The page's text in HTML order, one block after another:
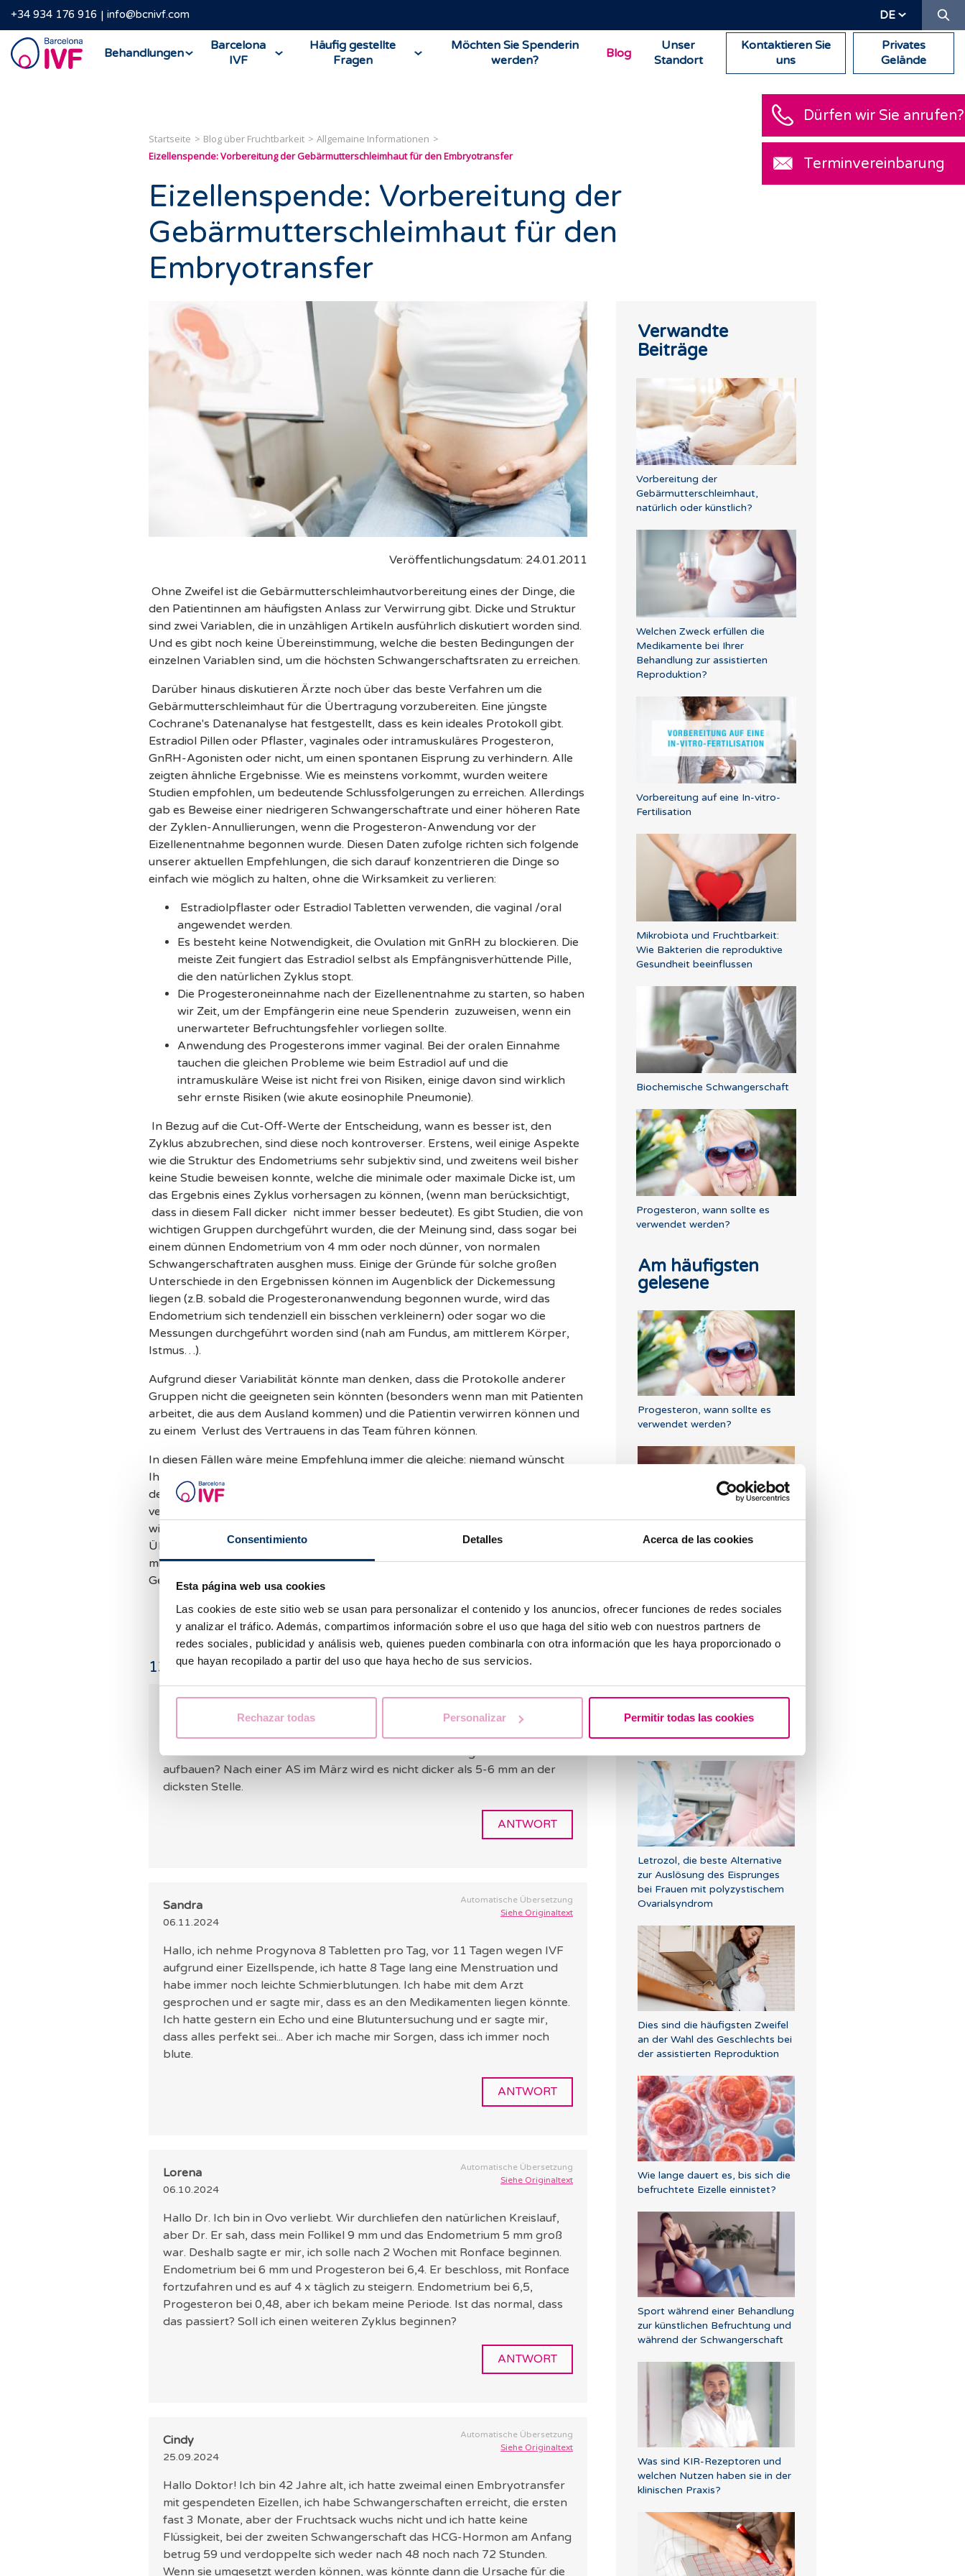
Consentimiento Detalles Acerca de las cookies
Esta página web usa cookies
Las cookies de este sitio web se usan para personalizar el contenido y los anuncios, ofrecer funciones de redes sociales
y analizar el tráfico. Además, compartimos información sobre el uso que haga del sitio web con nuestros partners de
redes sociales, publicidad y análisis web, quienes pueden combinarla con otra información que les haya proporcionado o
que hayan recopilado a partir del uso que haya hecho de sus servicios.
Rechazar todas Personalizar Permitir todas las cookies
+34 934 176 916 info@bcnivf.com DE
Barcelona
IVF
Behandlungen
Barcelona
IVF
Häufig gestellte
Fragen
Möchten Sie Spenderin
werden?
Blog
Unser
Standort
Kontaktieren Sie
uns
Privates
Gelände
Startseite Blog über Fruchtbarkeit
Allgemaine Informationen
Eizellenspende: Vorbereitung der Gebärmutterschleimhaut für den Embryotransfer
Eizellenspende: Vorbereitung der
Gebärmutterschleimhaut für den
Embryotransfer
Veröffentlichungsdatum: 24.01.2011
Ohne Zweifel ist die Gebärmutterschleimhautvorbereitung eines der Dinge, die
den Patientinnen am häufigsten Anlass zur Verwirrung gibt. Dicke und Struktur
sind zwei Variablen, die in unzähligen Artikeln ausführlich diskutiert worden sind.
Und es gibt noch keine Übereinstimmung, welche die besten Bedingungen der
einzelnen Variablen sind, um die höchsten Schwangerschaftsraten zu erreichen.
Darüber hinaus diskutieren Ärzte noch über das beste Verfahren um die
Gebärmutterschleimhaut für die Übertragung vorzubereiten. Eine jüngste
Cochrane's Datenanalyse hat festgestellt, dass es kein ideales Protokoll gibt.
Estradiol Pillen oder Pflaster, vaginales oder intramuskuläres Progesteron,
GnRH-Agonisten oder nicht, um einen spontanen Eisprung zu verhindern. Alle
zeigten ähnliche Ergebnisse. Wie es meinstens vorkommt, wurden weitere
Studien empfohlen, um bedeutende Schlussfolgerungen zu erreichen. Allerdings
gab es Beweise einer niedrigeren Schwangerschaftrate und einer höheren Rate
der Zyklen-Annullierungen, wenn die Progesteron-Anwendung vor der
Eizellenentnahme begonnen wurde. Diesen Daten zufolge richten sich folgende
unserer aktuellen Empfehlungen, die sich darauf konzentrieren die Dinge so
einfach wie möglich zu halten, ohne die Wirksamkeit zu verlieren:
Estradiolpflaster oder Estradiol Tabletten verwenden, die vaginal /oral
angewendet werden.
Es besteht keine Notwendigkeit, die Ovulation mit GnRH zu blockieren. Die
meiste Zeit fungiert das Estradiol selbst als Empfängnisverhüttende Pille,
die den natürlichen Zyklus stopt.
Die Progesteroneinnahme nach der Eizellenentnahme zu starten, so haben
wir Zeit, um der Empfängerin eine neue Spenderin zuzuweisen, wenn ein
unerwarteter Befruchtungsfehler vorliegen sollte.
Anwendung des Progesterons immer vaginal. Bei der oralen Einnahme
tauchen die gleichen Probleme wie beim Estradiol auf und die
intramuskuläre Weise ist nicht frei von Risiken, einige davon sind wirklich
sehr ernste Risiken (wie akute eosinophile Pneumonie).
In Bezug auf die Cut-Off-Werte der Entscheidung, wann es besser ist, den
Zyklus abzubrechen, sind diese noch kontroverser. Erstens, weil einige Aspekte
wie die Struktur des Endometriums sehr subjektiv sind, und zweitens weil bisher
keine Studie beweisen konnte, welche die minimale oder maximale Dicke ist, um
das Ergebnis eines Zyklus vorhersagen zu können, (wenn man berücksichtigt,
dass in diesem Fall dicker nicht immer besser bedeutet). Es gibt Studien, die von
wichtigen Gruppen durchgeführt wurden, die der Meinung sind, dass sogar bei
einem dünnen Endometrium von 4 mm oder noch dünner, von normalen
Schwangerschaftraten ausghen muss. Einige der Gründe für solche großen
Unterschiede in den Ergebnissen können im Augenblick der Dickemessung
liegen (z.B. sobald die Progesteronanwendung begonnen wurde, wird das
Endometrium sich tendenziell ein bisschen verkleinern) oder sogar wo die
Messungen durchgeführt worden sind (nah am Fundus, am mittlerem Körper,
Istmus…).
Aufgrund dieser Variabilität könnte man denken, dass die Protokolle anderer
Gruppen nicht die geeigneten sein könnten (besonders wenn man mit Patienten
arbeitet, die aus dem Ausland kommen) und die Patientin verwirren können und
zu einem Verlust des Vertrauens in das Team führen können.
In diesen Fällen wäre meine Empfehlung immer die gleiche: niemand wünscht
Ihnen mehr Erfolg, als die Mitarbeiter, die Sie behandeln, so vertrauen Sie auf
den Arzt für den Sie sich entschieden haben. So lange dieser gute Ergebnisse
veröffentlicht! Das heißt, und basierend auf den Daten, die wir gesammelt haben,
wir sind der Meinung dass die Gebärmutterschleimhautdicke für die
Übertragung bereit ist, wenn am 8. Zyklustag die Gebärmutterschleimhaut,
mindestens 6 mm dick ist. Und wir prüfen nicht die Struktur der
Gebärmutterschleimhaut.
HINTERLASSE EINEN KOMMENTAR
139Bemerkungen
Wie kann man das Endometrium nach einer Ausschabung wieder
aufbauen? Nach einer AS im März wird es nicht dicker als 5-6 mm an der
dicksten Stelle.
ANTWORT
Automatische Übersetzung
Siehe Originaltext
Sandra
06.11.2024
Hallo, ich nehme Progynova 8 Tabletten pro Tag, vor 11 Tagen wegen IVF
aufgrund einer Eizellspende, ich hatte 8 Tage lang eine Menstruation und
habe immer noch leichte Schmierblutungen. Ich habe mit dem Arzt
gesprochen und er sagte mir, dass es an den Medikamenten liegen könnte.
Ich hatte gestern ein Echo und eine Blutuntersuchung und er sagte mir,
dass alles perfekt sei... Aber ich mache mir Sorgen, dass ich immer noch
blute.
ANTWORT
Automatische Übersetzung
Siehe Originaltext
Lorena
06.10.2024
Hallo Dr. Ich bin in Ovo verliebt. Wir durchliefen den natürlichen Kreislauf,
aber Dr. Er sah, dass mein Follikel 9 mm und das Endometrium 5 mm groß
war. Deshalb sagte er mir, ich solle nach 2 Wochen mit Ronface beginnen.
Endometrium bei 6 mm und Progesteron bei 6,4. Er beschloss, mit Ronface
fortzufahren und es auf 4 x täglich zu steigern. Endometrium bei 6,5,
Progesteron bei 0,48, aber ich bekam meine Periode. Ist das normal, dass
das passiert? Soll ich einen weiteren Zyklus beginnen?
ANTWORT
Automatische Übersetzung
Siehe Originaltext
Cindy
25.09.2024
Hallo Doktor! Ich bin 42 Jahre alt, ich hatte zweimal einen Embryotransfer
mit gespendeten Eizellen, ich habe Schwangerschaften erreicht, die ersten
fast 3 Monate, aber der Fruchtsack wuchs nicht und ich hatte keine
Flüssigkeit, bei der zweiten Schwangerschaft das HCG-Hormon am Anfang
betrug 59 und verdoppelte sich weder nach 48 noch nach 72 Stunden.
Wenn sie umgesetzt werden können, was könnte dann die Ursache für die
Verwandte
Beiträge
Vorbereitung der
Gebärmutterschleimhaut,
natürlich oder künstlich?
Welchen Zweck erfüllen die
Medikamente bei Ihrer
Behandlung zur assistierten
Reproduktion?
Vorbereitung auf eine In-vitro-
Fertilisation
Mikrobiota und Fruchtbarkeit:
Wie Bakterien die reproduktive
Gesundheit beeinflussen
Biochemische Schwangerschaft
Progesteron, wann sollte es
verwendet werden?
Am häufigsten
gelesene
Progesteron, wann sollte es
verwendet werden?
Wann sollte ein
Schwangerschaftest nach IVF
Was tun bei einer
einem negativen
Schwangerschaftstest?
Letrozol, die beste Alternative
zur Auslösung des Eisprunges
bei Frauen mit polyzystischem
Ovarialsyndrom
Dies sind die häufigsten Zweifel
an der Wahl des Geschlechts bei
der assistierten Reproduktion
Wie lange dauert es, bis sich die
befruchtete Eizelle einnistet?
Sport während einer Behandlung
zur künstlichen Befruchtung und
während der Schwangerschaft
Was sind KIR-Rezeptoren und
welchen Nutzen haben sie in der
klinischen Praxis?
Dürfen wir Sie